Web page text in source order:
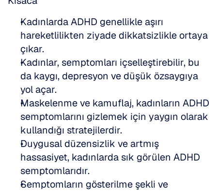
Kadınlarda ADHD genellikle aşırı
hareketlilikten ziyade dikkatsizlikle ortaya
çıkar.
Kadınlar, semptomları içselleştirebilir, bu
da kaygı, depresyon ve düşük özsaygıya
yol açar.
Maskelenme ve kamuflaj, kadınların ADHD
semptomlarını gizlemek için yaygın olarak
kullandığı stratejilerdir.
Duygusal düzensizlik ve artmış
hassasiyet, kadınlarda sık görülen ADHD
semptomlarıdır.
Semptomların gösterilme şekli ve